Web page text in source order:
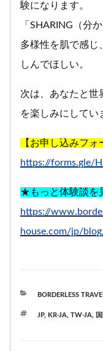
験になります。
「SHARING（分
多様性を肌で感じ
しんでほしい。
次は、あなたと世
を楽しみにしてい
【お申し込みフォ
https://forms.gle/
★もっと体験談を
https://
house.com/jp/
カ
BORDERLESS
タ
JP, KR-JA, TW-JA,